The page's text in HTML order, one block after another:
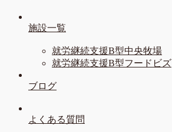
施設一覧
就労継続支援B型中央牧場
就労継続支援B型フードビズ
ブログ
よくある質問